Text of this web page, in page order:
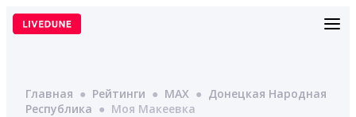
Перейти
Главная ● Рейтинги ● MAX ● Донецкая Народная
Республика ● Моя Макеевка